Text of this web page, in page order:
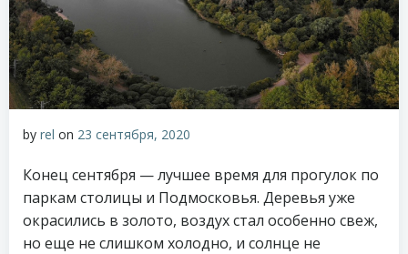
by rel on 23 сентября, 2020
Конец сентября — лучшее время для прогулок по
паркам столицы и Подмосковья. Деревья уже
окрасились в золото, воздух стал особенно свеж,
но еще не слишком холодно, и солнце не